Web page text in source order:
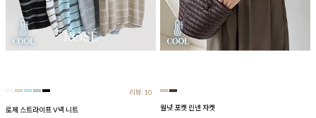
리뷰:10
로제 스트라이프 V넥 니트 월넛 포켓 린넨 자켓